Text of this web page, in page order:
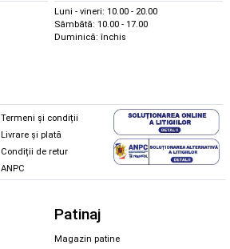
Luni - vineri: 10.00 - 20.00
Sâmbătă: 10.00 - 17.00
Duminică: închis
Termeni și condiții
Livrare și plată
Condiții de retur
ANPC
Patinaj
Magazin patine